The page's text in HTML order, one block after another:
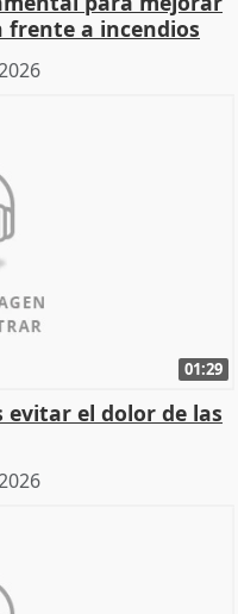
frente a incendios
01:29
evitar el dolor de las